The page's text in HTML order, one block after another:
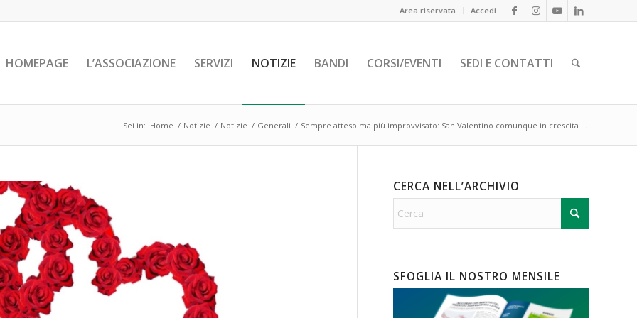
Area riservata Accedi
HOMEPAGE L’ASSOCIAZIONE SERVIZI NOTIZIE BANDI CORSI/EVENTI SEDI E CONTATTI
Sei in: Home / Notizie / Notizie / Generali / Sempre atteso ma più improvvisato: San Valentino comunque in crescita ...
CERCA NELL’ARCHIVIO
SFOGLIA IL NOSTRO MENSILE